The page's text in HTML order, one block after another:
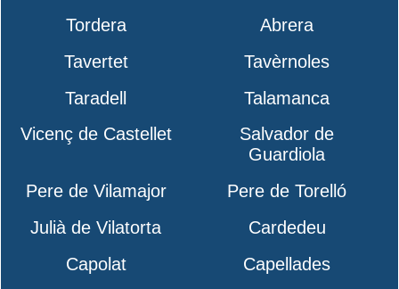
Tordera
Abrera
Tavertet
Tavèrnoles
Taradell
Talamanca
Vicenç de Castellet
Salvador de
Guardiola
Pere de Vilamajor
Pere de Torelló
Julià de Vilatorta
Cardedeu
Capolat
Capellades